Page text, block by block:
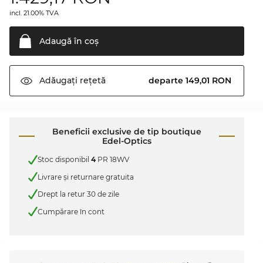
incl. 21.00% TVA
Adaugă în coş
Adăugați rețetă departe 149,01 RON
Beneficii exclusive de tip boutique
Edel-Optics
Stoc disponibil 4PR 18WV
Livrare şi returnare gratuita
Drept la retur 30 de zile
Cumpărare în cont